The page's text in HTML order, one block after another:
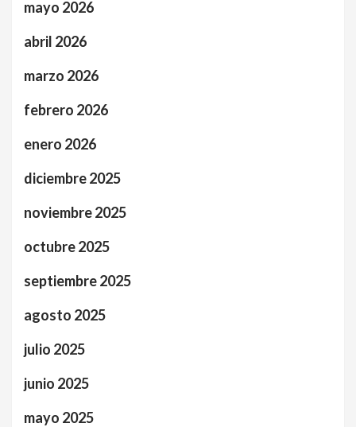
mayo 2026
abril 2026
marzo 2026
febrero 2026
enero 2026
diciembre 2025
noviembre 2025
octubre 2025
septiembre 2025
agosto 2025
julio 2025
junio 2025
mayo 2025